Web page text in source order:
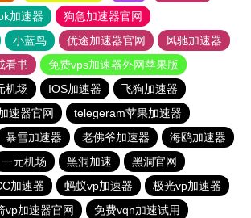
加速器
狗急加速器官网
小蓝鸟 优途加速器官网
风驰加速器
看书
免费vps加速器外网苹果版
机场 IOS加速器
飞狗加速器
速器官网
telegeram苹果加速器
暴雪加速器 老佛爷加速器
海鸥加速器
一元机场 黑洞加速
黑洞官网
加速器 蚂蚁vp加速器
极光vp加速器
vp加速器官网 免费vqn加速试用